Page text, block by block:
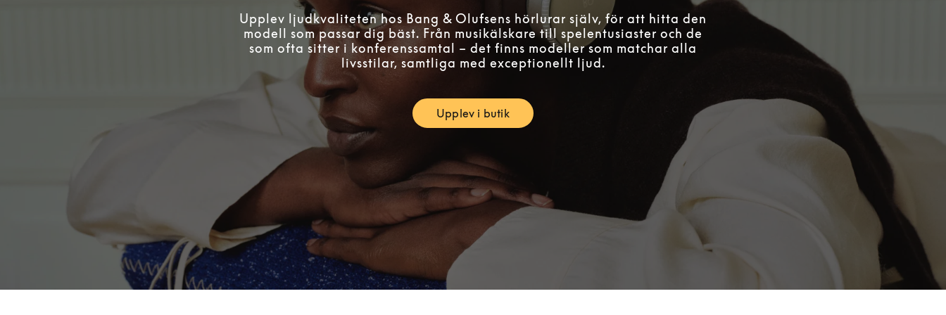
Upplev ljudkvaliteten hos Bang & Olufsens hörlurar själv, för att hitta den
modell som passar dig bäst. Från musikälskare till spelentusiaster och de
som ofta sitter i konferenssamtal – det finns modeller som matchar alla
livsstilar, samtliga med exceptionellt ljud.
Upplev i butikLink Opens in New Tab